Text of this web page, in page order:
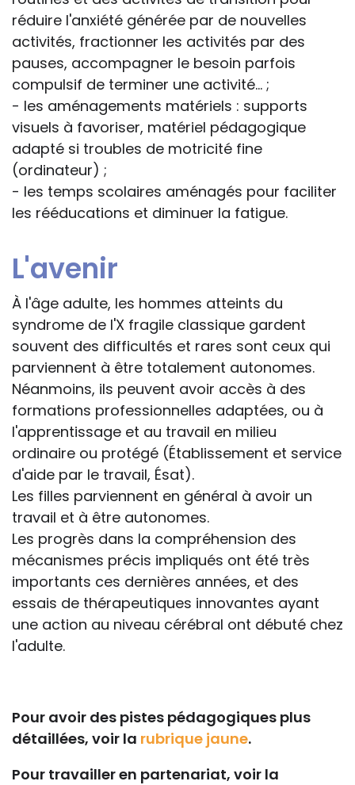
réduire l'anxiété générée par de nouvelles
activités, fractionner les activités par des
pauses, accompagner le besoin parfois
compulsif de terminer une activité... ;
- les aménagements matériels : supports
visuels à favoriser, matériel pédagogique
adapté si troubles de motricité fine
(ordinateur) ;
- les temps scolaires aménagés pour faciliter
les rééducations et diminuer la fatigue.
L'avenir
À l'âge adulte, les hommes atteints du
syndrome de l'X fragile classique gardent
souvent des difficultés et rares sont ceux qui
parviennent à être totalement autonomes.
Néanmoins, ils peuvent avoir accès à des
formations professionnelles adaptées, ou à
l'apprentissage et au travail en milieu
ordinaire ou protégé (Établissement et service
d'aide par le travail, Ésat).
Les filles parviennent en général à avoir un
travail et à être autonomes.
Les progrès dans la compréhension des
mécanismes précis impliqués ont été très
importants ces dernières années, et des
essais de thérapeutiques innovantes ayant
une action au niveau cérébral ont débuté chez
l'adulte.
Pour avoir des pistes pédagogiques plus
détaillées, voir la rubrique jaune.
Pour travailler en partenariat, voir la